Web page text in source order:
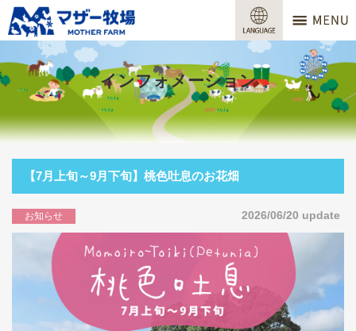
営業時間
料金
交通アクセス
サービスガイド
牧場で何ができる？
場内マップ
おすすめコース
団体プラン
インフォメーション
【7月上旬～9月下旬】桃色吐息のお花畑
お知らせ 2026/06/20 update